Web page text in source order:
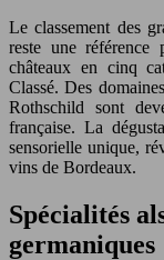
Le classement des
reste une
châteaux en cinq
Classé. Des
Rothschild sont
française. La
sensorielle unique,
vins de Bordeaux.
Spécialités
germaniques